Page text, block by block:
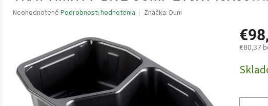
Priemerné
hviezdičiek.
Neohodnotené Podrobnosti hodnotenia Značka: Duni
€80,37
cena: